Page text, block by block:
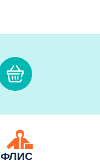
ФЛИС